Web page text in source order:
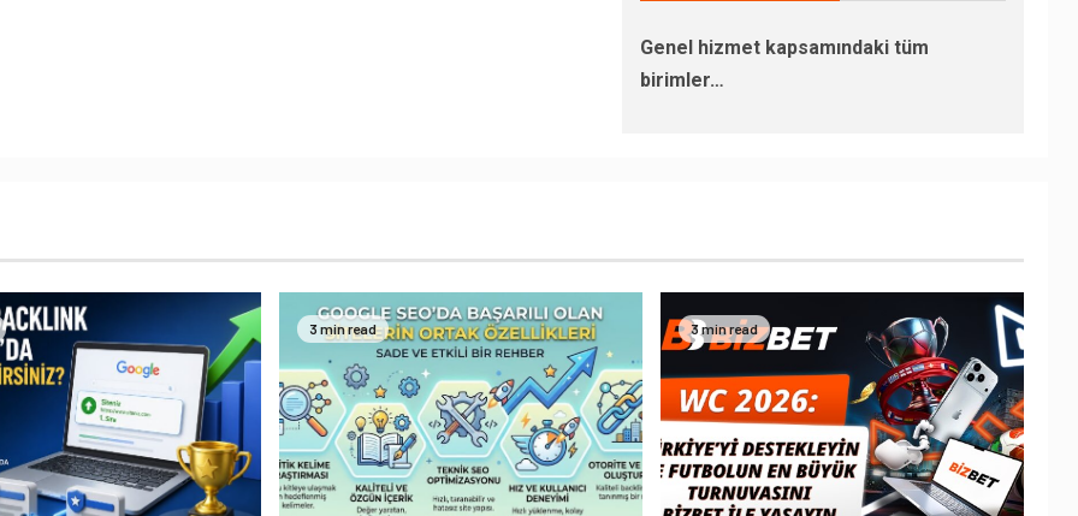
Genel hizmet kapsamındaki tüm
birimler…
3 min read 3 min read